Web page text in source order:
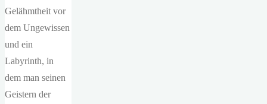
Gelähmtheit vor
dem Ungewissen
und ein
Labyrinth, in
dem man seinen
Geistern der